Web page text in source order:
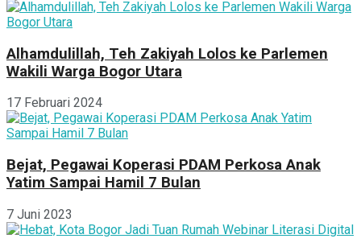
Alhamdulillah, Teh Zakiyah Lolos ke Parlemen
Wakili Warga Bogor Utara
17 Februari 2024
Bejat, Pegawai Koperasi PDAM Perkosa Anak
Yatim Sampai Hamil 7 Bulan
7 Juni 2023